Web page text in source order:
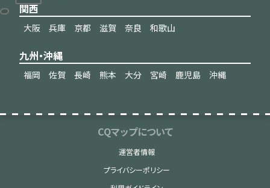
関西
大阪 兵庫 京都 滋賀 奈良 和歌山
九州・沖縄
福岡 佐賀 長崎 熊本 大分 宮崎 鹿児島 沖縄
CQマップについて
運営者情報
プライバシーポリシー